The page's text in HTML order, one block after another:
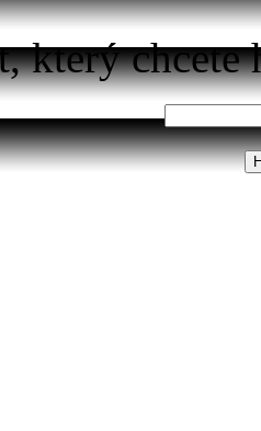
který chcete